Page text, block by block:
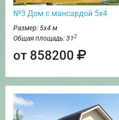
№3 Дом с мансардой 5х4
Размер: 5х4 м
Общая площадь: 312
от 858200